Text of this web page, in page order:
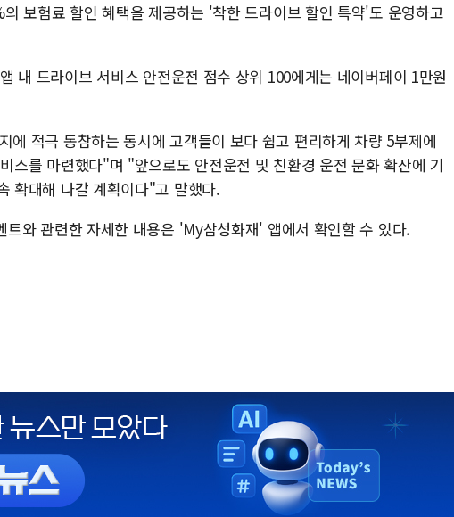
보험료 할인 혜택을 제공하는 '착한 드라이브 할인 특약'도 운영하고
내 드라이브 서비스 안전운전 점수 상위 100에게는 네이버페이 1만원
에 적극 동참하는 동시에 고객들이 보다 쉽고 편리하게 차량 5부제에
스를 마련했다"며 "앞으로도 안전운전 및 친환경 운전 문화 확산에 기
확대해 나갈 계획이다"고 말했다.
와 관련한 자세한 내용은 'My삼성화재' 앱에서 확인할 수 있다.